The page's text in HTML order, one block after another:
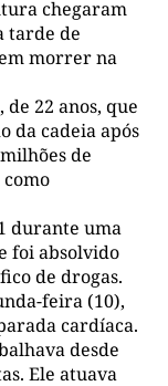
chegaram
tarde de
morrer na
22 anos, que
da cadeia após
de
durante uma
foi absolvido
de drogas.
feira (10),
cardíaca.
desde
Ele atuava